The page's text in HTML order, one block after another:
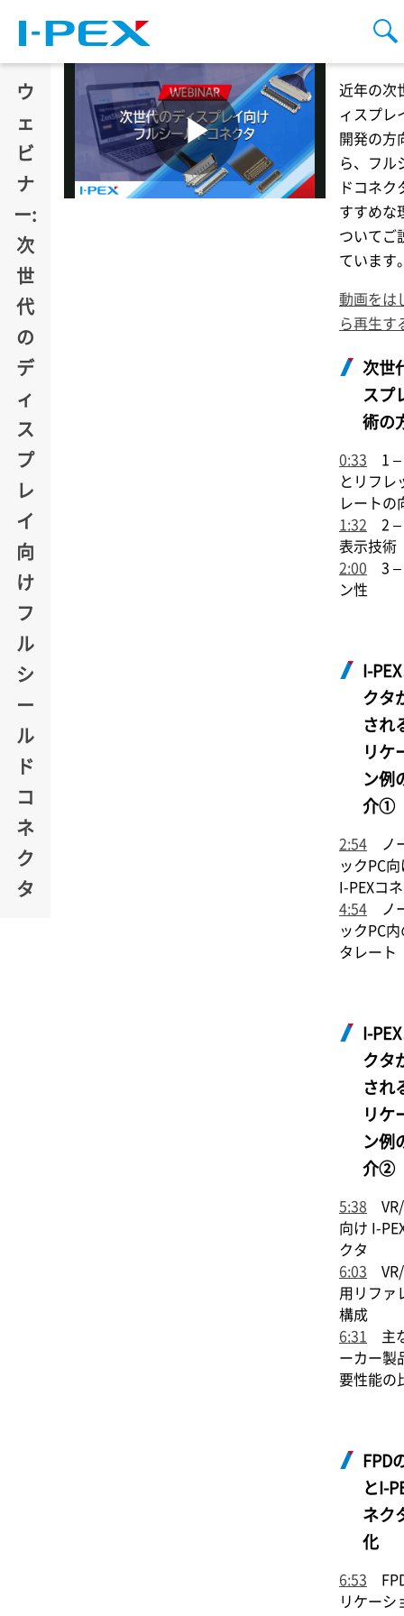
ウ
ェ
ビ
ナ
ー:
次
世
代
の
デ
ィ
ス
プ
レ
イ
向
け
フ
ル
シ
ー
ル
ド
コ
ネ
ク
タ
近年の次
ィスプレ
開発の方
ら、フル
ドコネク
すすめな
ついてご
ています
動画をは
ら再生す
次世
スプ
術の
0:33 1 –
とリフレ
レートの
1:32 2 –
表示技術
2:00 3 –
ン性
I-PEX
クタ
され
リケ
ン例
介①
2:54 ノ
ックPC
I-PEXコ
4:54 ノ
ックPC
タレート
I-PEX
クタ
され
リケ
ン例
介②
5:38
向け I-
クタ
6:03
用リファ
構成
6:31 主
ーカー製
要性能の
FPD
とI-
ネク
化
6:53
リケーシ